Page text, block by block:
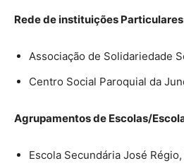
Rede de instituições
Associação de Solidariedade
Centro Social Paroquial da
Agrupamentos de Escolas/
Escola Secundária José